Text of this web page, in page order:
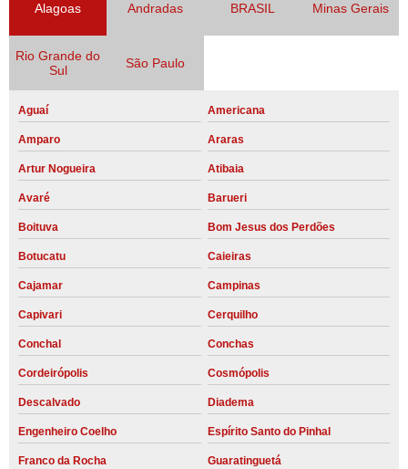
Alagoas Andradas BRASIL Minas Gerais
Rio Grande do
Sul
São Paulo
Aguaí Americana
Amparo Araras
Artur Nogueira Atibaia
Avaré Barueri
Boituva Bom Jesus dos Perdões
Botucatu Caieiras
Cajamar Campinas
Capivari Cerquilho
Conchal Conchas
Cordeirópolis Cosmópolis
Descalvado Diadema
Engenheiro Coelho Espírito Santo do Pinhal
Franco da Rocha Guaratinguetá